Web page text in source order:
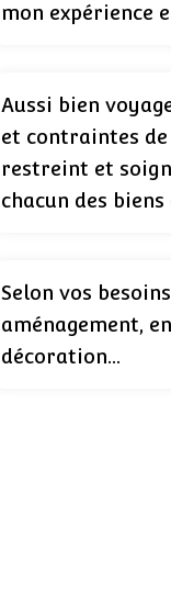
mon expérience
Aussi bien
et contraintes
restreint et
chacun des
Selon vos
aménagement,
décoration…